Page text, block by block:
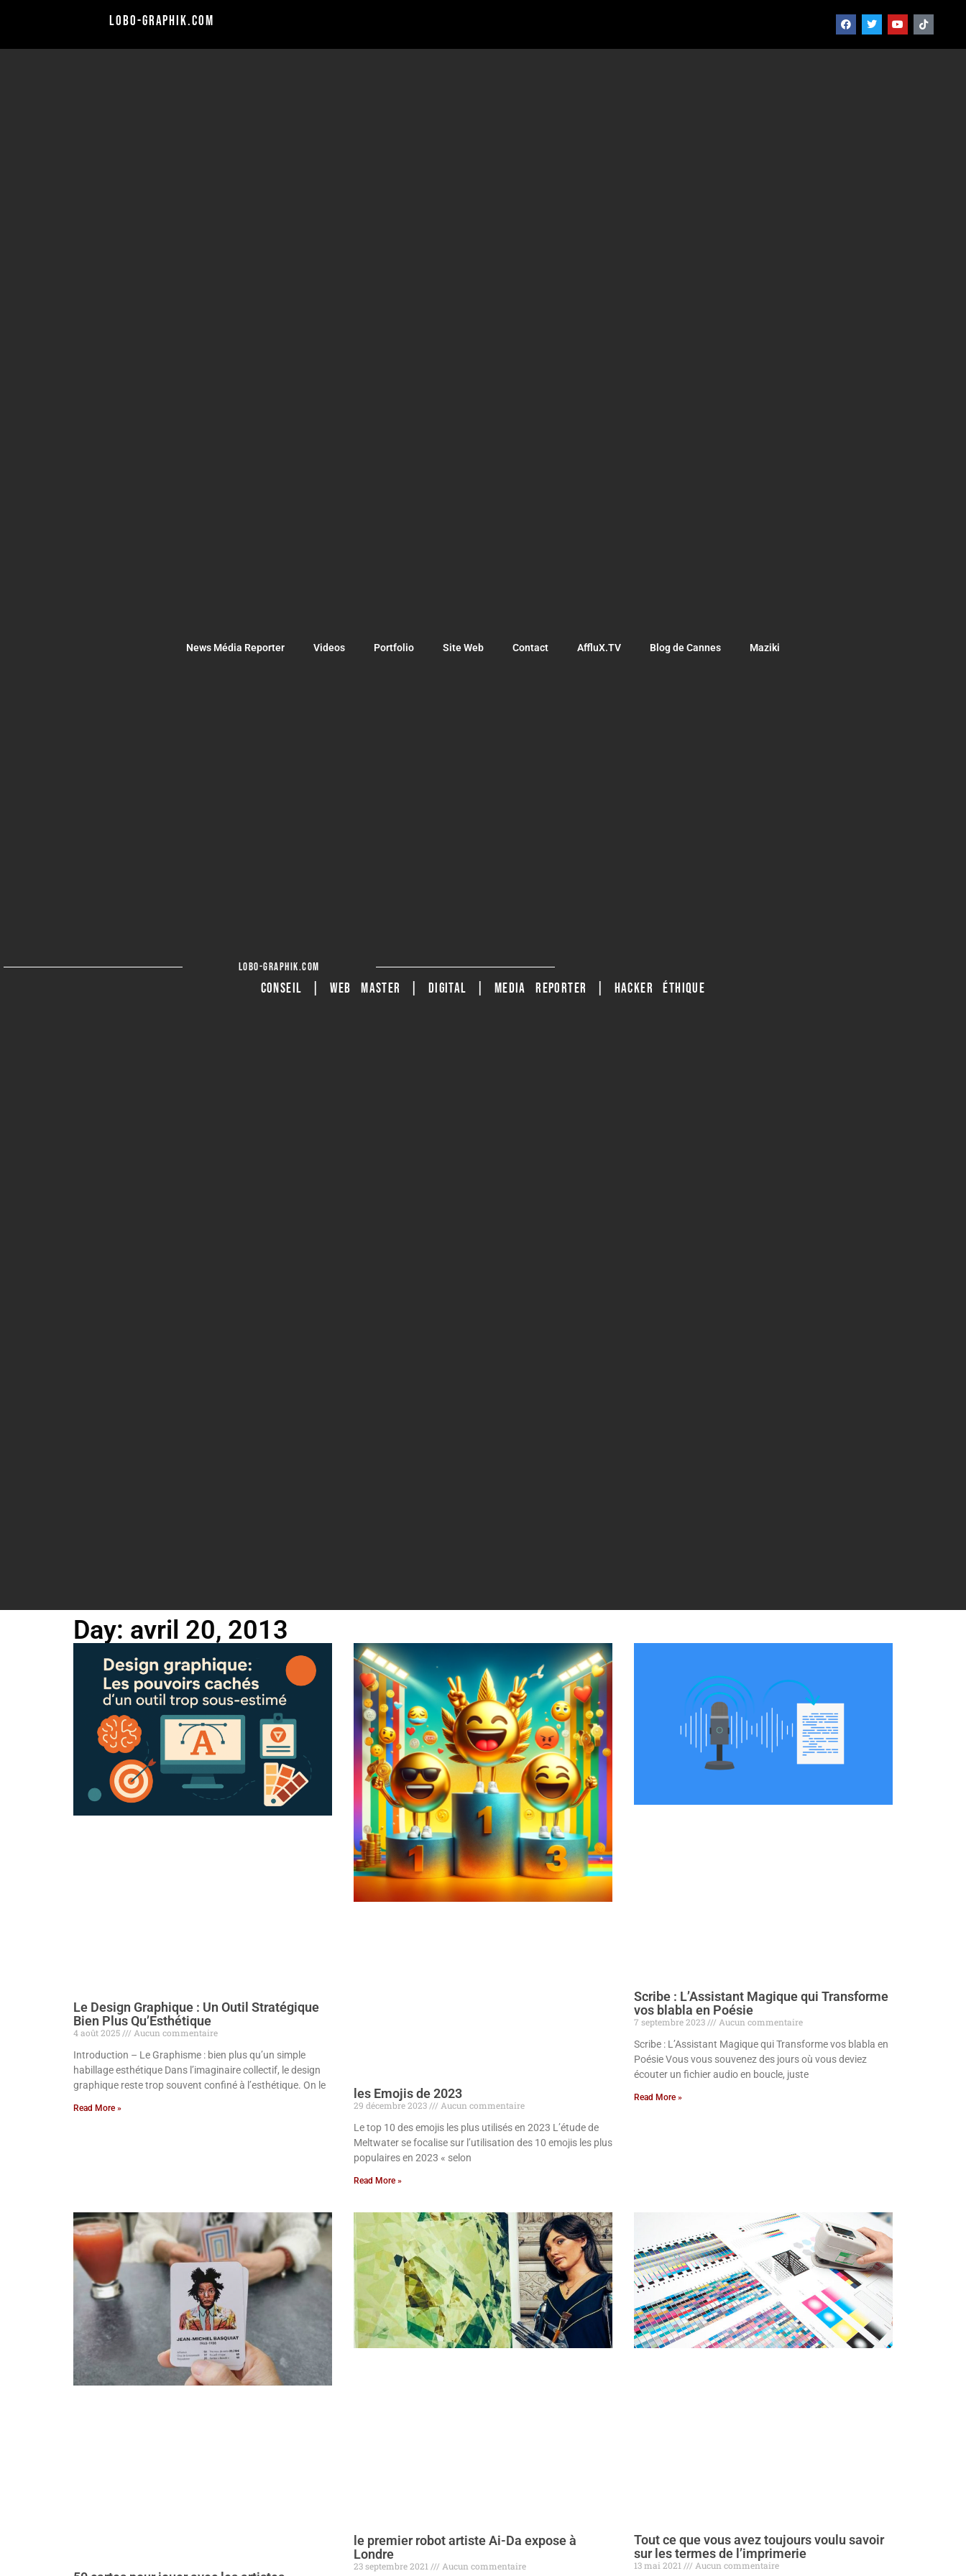
lobo-graphik.com
News Média Reporter Videos Portfolio Site Web Contact AffluX.TV Blog de Cannes Maziki
lobo-graphik.com
CONSEIL | WEB MASTER | DIGITAL | MEDIA REPORTER | HACKER ÉTHIQUE
Day: avril 20, 2013
Le Design Graphique : Un Outil Stratégique
Bien Plus Qu’Esthétique
4 août 2025
Aucun commentaire
Introduction – Le Graphisme : bien plus qu’un simple
habillage esthétique Dans l’imaginaire collectif, le design
graphique reste trop souvent confiné à l’esthétique. On le
Read More »
les Emojis de 2023
29 décembre 2023
Aucun commentaire
Le top 10 des emojis les plus utilisés en 2023 L’étude de
Meltwater se focalise sur l’utilisation des 10 emojis les plus
populaires en 2023 « selon
Read More »
Scribe : L’Assistant Magique qui Transforme
vos blabla en Poésie
7 septembre 2023
Aucun commentaire
Scribe : L’Assistant Magique qui Transforme vos blabla en
Poésie Vous vous souvenez des jours où vous deviez
écouter un fichier audio en boucle, juste
Read More »
le premier robot artiste Ai-Da expose à
Londre
23 septembre 2021 Aucun commentaire
Tout ce que vous avez toujours voulu savoir
sur les termes de l’imprimerie
13 mai 2021 Aucun commentaire